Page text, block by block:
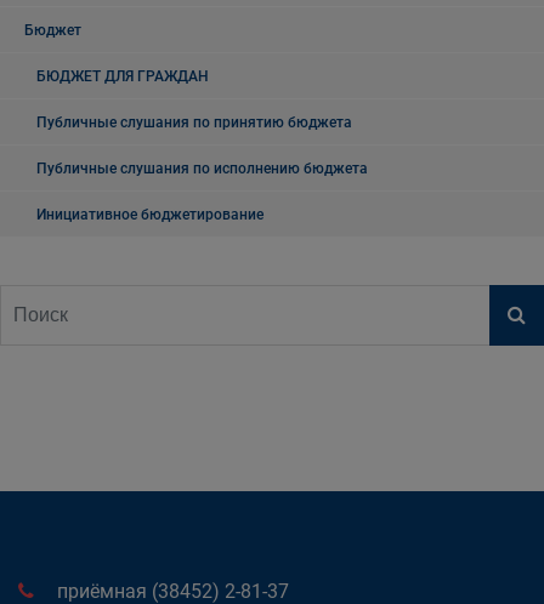
Бюджет
БЮДЖЕТ ДЛЯ ГРАЖДАН
Публичные слушания по принятию бюджета
Публичные слушания по исполнению бюджета
Инициативное бюджетирование
приёмная (38452) 2-81-37